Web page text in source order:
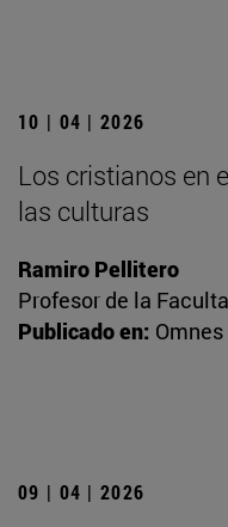
10 | 04 | 2026
Los cristianos en
las culturas
Ramiro Pellitero
Profesor de la
Publicado en: Omnes
09 | 04 | 2026